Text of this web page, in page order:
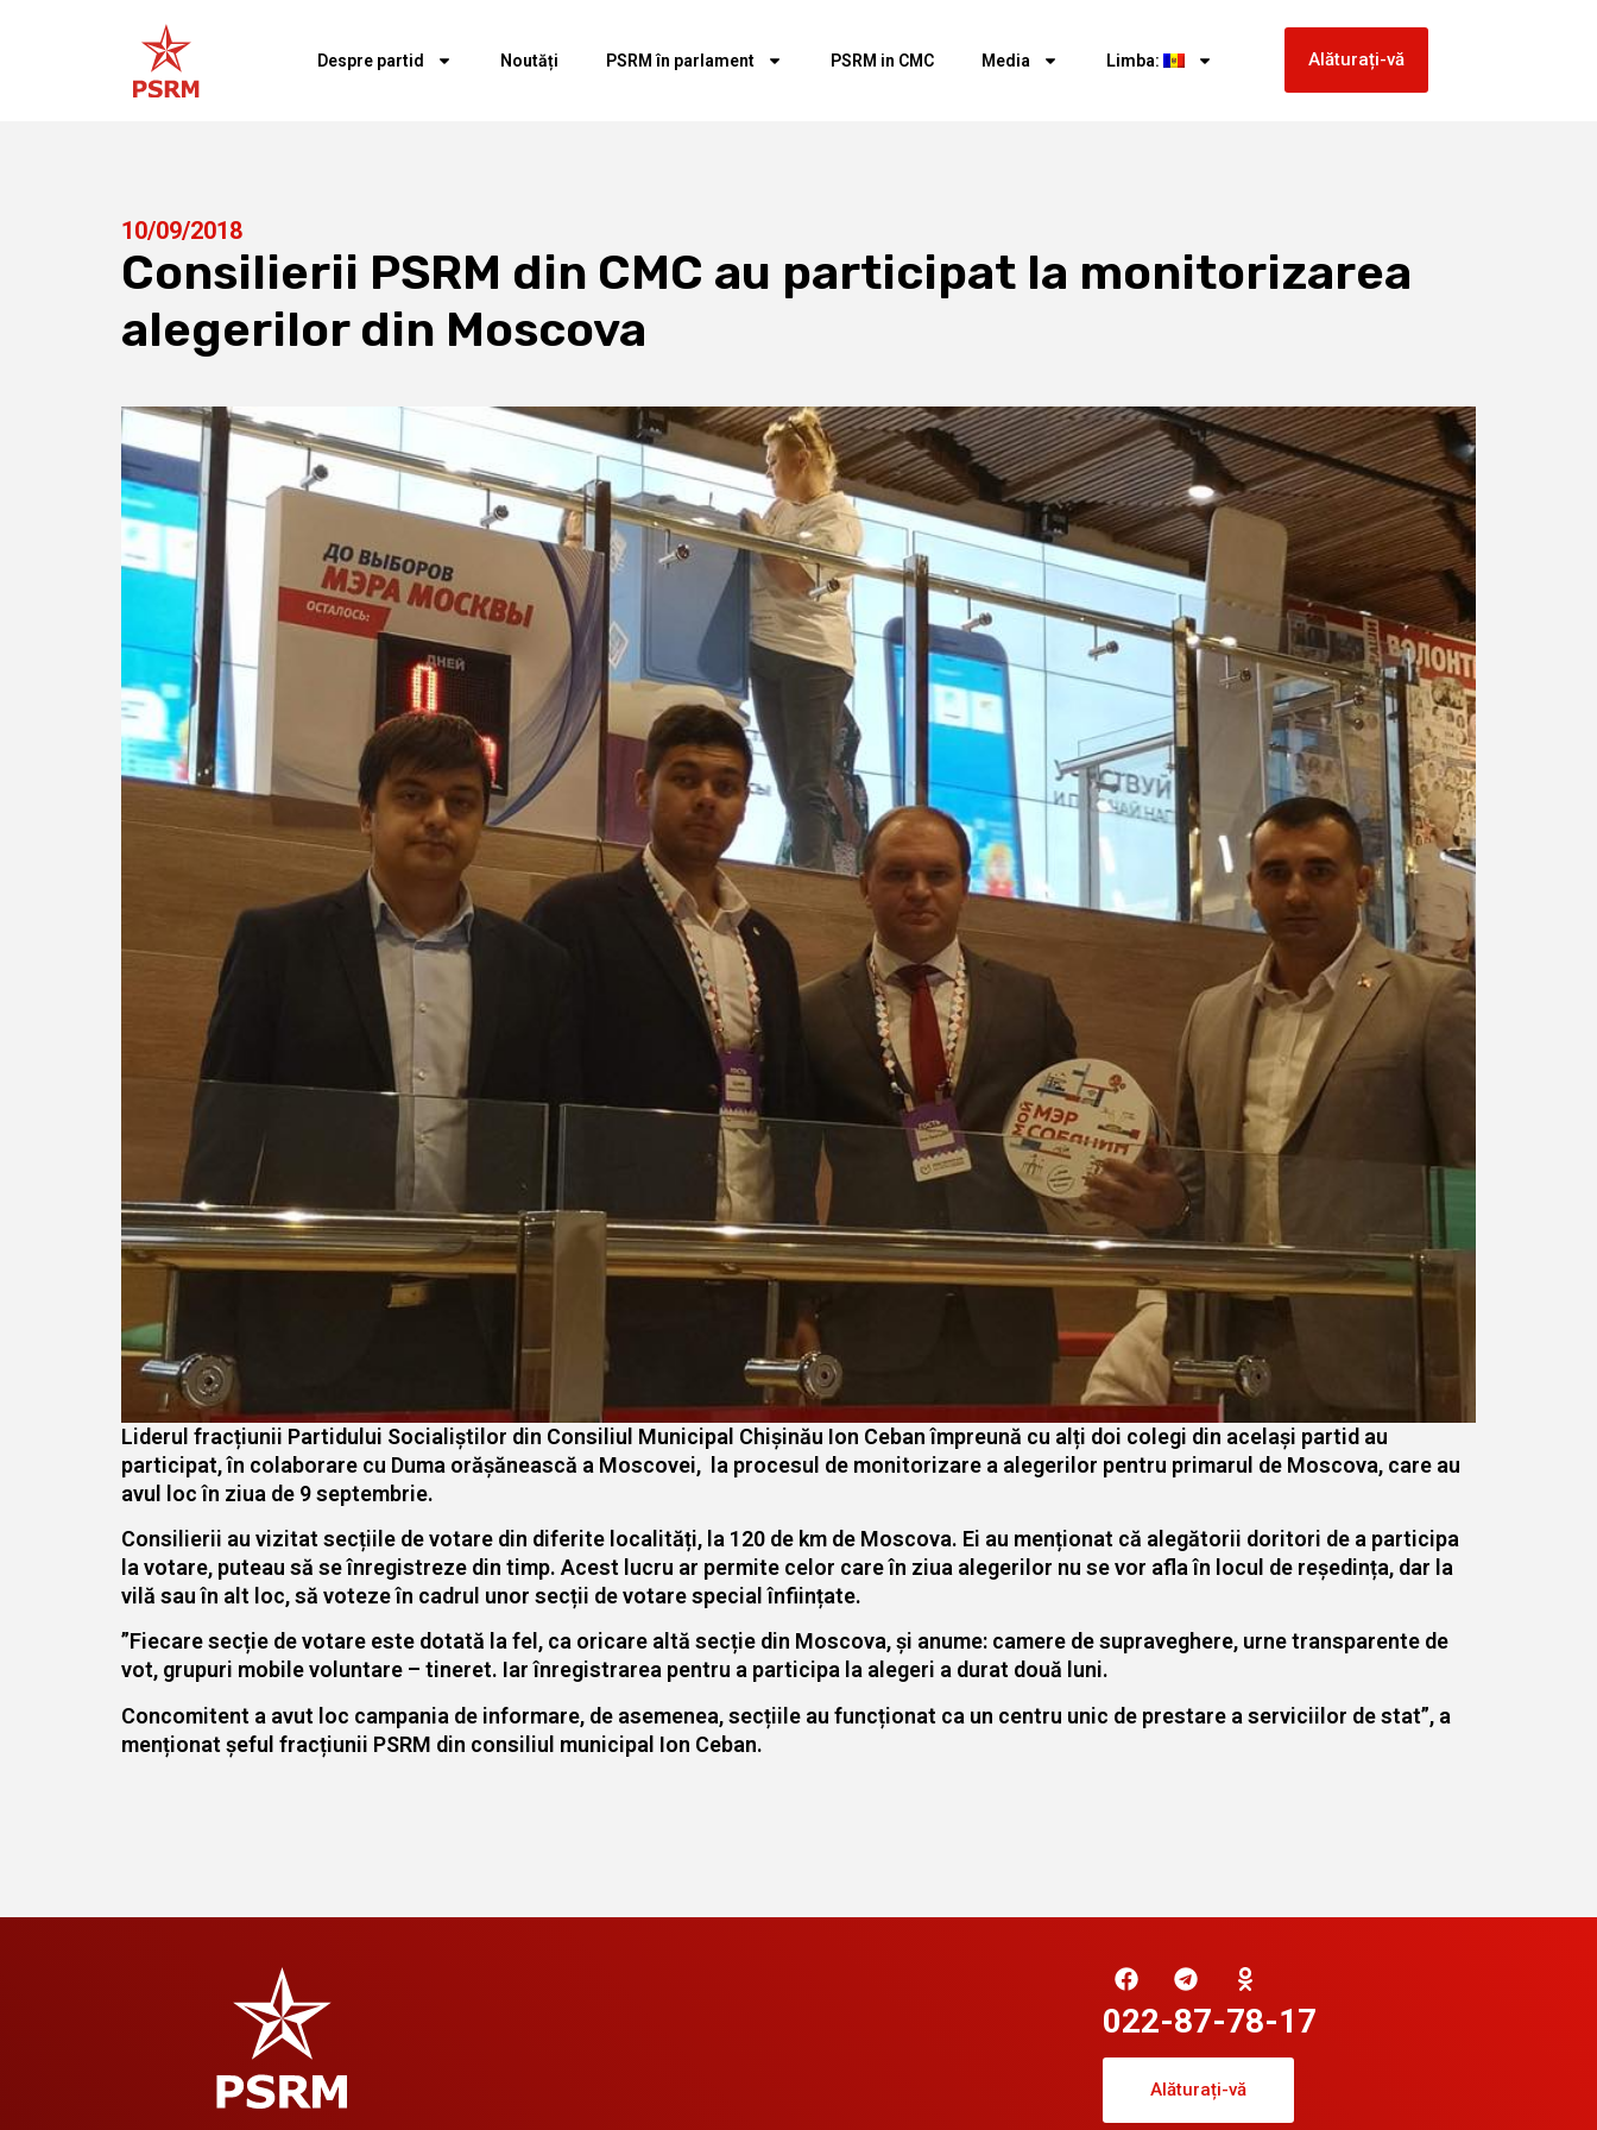
Despre partid Noutăți PSRM în parlament PSRM in CMC Media Limba: Alăturați-vă
10/09/2018
Consilierii PSRM din CMC au participat la monitorizarea
alegerilor din Moscova
Liderul fracțiunii Partidului Socialiștilor din Consiliul Municipal Chișinău Ion Ceban împreună cu alți doi colegi din același partid au
participat, în colaborare cu Duma orășănească a Moscovei, la procesul de monitorizare a alegerilor pentru primarul de Moscova, care au
avul loc în ziua de 9 septembrie.
Consilierii au vizitat secțiile de votare din diferite localități, la 120 de km de Moscova. Ei au menționat că alegătorii doritori de a participa
la votare, puteau să se înregistreze din timp. Acest lucru ar permite celor care în ziua alegerilor nu se vor afla în locul de reședința, dar la
vilă sau în alt loc, să voteze în cadrul unor secții de votare special înființate.
”Fiecare secție de votare este dotată la fel, ca oricare altă secție din Moscova, și anume: camere de supraveghere, urne transparente de
vot, grupuri mobile voluntare – tineret. Iar înregistrarea pentru a participa la alegeri a durat două luni.
Concomitent a avut loc campania de informare, de asemenea, secțiile au funcționat ca un centru unic de prestare a serviciilor de stat”, a
menționat șeful fracțiunii PSRM din consiliul municipal Ion Ceban.
022-87-78-17
Alăturați-vă